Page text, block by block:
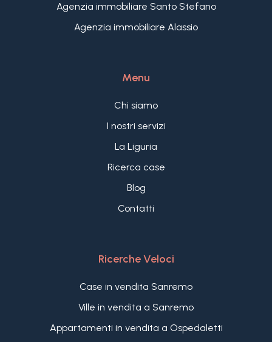
Agenzia immobiliare Santo Stefano
Agenzia immobiliare Alassio
Menu
Chi siamo
I nostri servizi
La Liguria
Ricerca case
Blog
Contatti
Ricerche Veloci
Case in vendita Sanremo
Ville in vendita a Sanremo
Appartamenti in vendita a Ospedaletti